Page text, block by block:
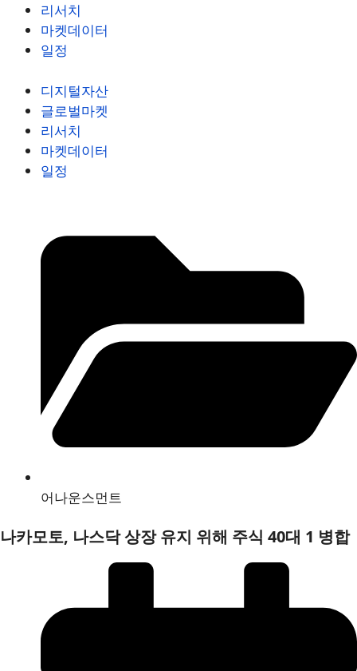
리서치
마켓데이터
일정
디지털자산
글로벌마켓
리서치
마켓데이터
일정
어나운스먼트
나카모토, 나스닥 상장 유지 위해 주식 40대 1 병합